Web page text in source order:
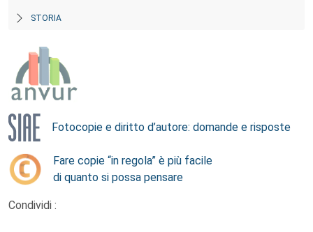
STORIA
Fotocopie e diritto d’autore: domande e risposte
Fare copie “in regola” è più facile
di quanto si possa pensare
Condividi :